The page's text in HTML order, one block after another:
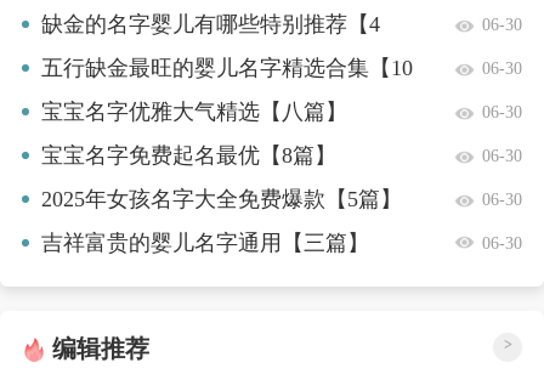
缺金的名字婴儿有哪些特别推荐【4
篇】
06-30
五行缺金最旺的婴儿名字精选合集【10
篇】
06-30
宝宝名字优雅大气精选【八篇】 06-30
宝宝名字免费起名最优【8篇】 06-30
2025年女孩名字大全免费爆款【5篇】 06-30
吉祥富贵的婴儿名字通用【三篇】 06-30
编辑推荐 >